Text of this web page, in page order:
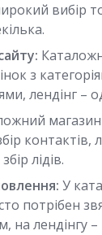
вибір
з
лендінг –
контактів,
лідів.
У
потрібен
на лендінгу –